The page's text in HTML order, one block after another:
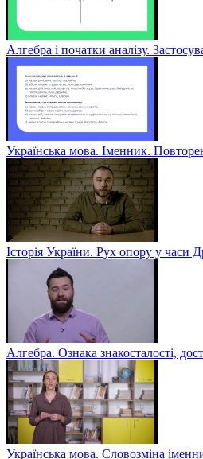
Алгебра і початки аналізу.
Українська мова. Іменник.
Історія України. Рух опору у
Алгебра. Ознака знакосталості,
Українська мова. Словозміна